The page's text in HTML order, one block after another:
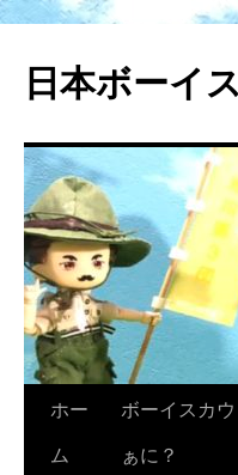
日本ボーイ
ホー
ム
ボーイスカ
ぁに？